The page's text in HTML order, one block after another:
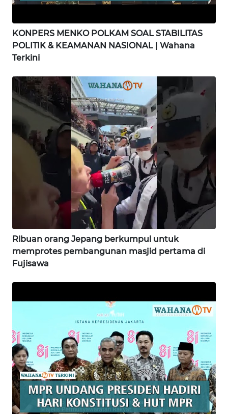
KONPERS MENKO POLKAM SOAL STABILITAS
POLITIK & KEAMANAN NASIONAL | Wahana
Terkini
Ribuan orang Jepang berkumpul untuk
memprotes pembangunan masjid pertama di
Fujisawa
GORONTALO
WN
WN
MALUKU
WN
MALUT
WN
NIAS
LANGKAT
TAPANULI
SELATAN
WN
TANJUNG
LESUNG